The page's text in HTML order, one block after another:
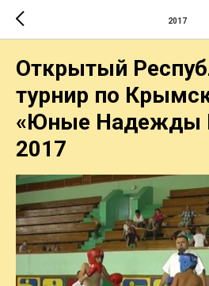
2017
Открытый
турнир по
«Юные Надежды
2017